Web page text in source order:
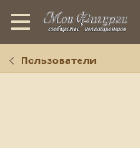
Пользователи